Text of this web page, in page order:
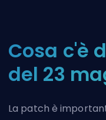
Cosa c'è
del 23
La patch è